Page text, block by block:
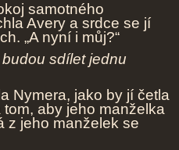
samotného
Avery a srdce se jí
„A nyní i můj?“
sdílet jednu
Nymera, jako by jí četla
tom, aby jeho manželka
z jeho manželek se